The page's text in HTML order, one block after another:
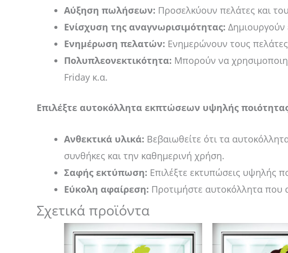
Αύξηση πωλήσεων: Προσελκύουν πελάτες και
Ενίσχυση της αναγνωρισιμότητας:
Ενημέρωση πελατών: Ενημερώνουν τους
Πολυπλεονεκτικότητα: Μπορούν να
Friday κ.α.
Επιλέξτε αυτοκόλλητα εκπτώσεων υψηλής
Ανθεκτικά υλικά: Βεβαιωθείτε ότι τα
συνθήκες και την καθημερινή χρήση.
Σαφής εκτύπωση: Επιλέξτε εκτυπώσεις υψηλής
Εύκολη αφαίρεση: Προτιμήστε αυτοκόλλητα που
Σχετικά προϊόντα
range:
14,00 €
Αυτό
το